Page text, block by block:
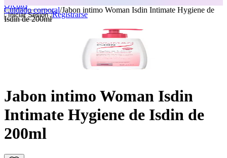
Ofertas
Iniciar Sesion Registrarse
Cuidado corporal/Jabon intimo Woman Isdin Intimate Hygiene de
Isdin de 200ml
Jabon intimo Woman Isdin
Intimate Hygiene de Isdin de
200ml